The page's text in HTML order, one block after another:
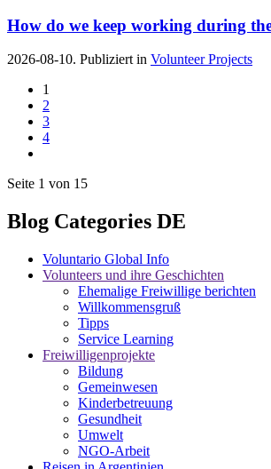
How do we keep working during
2026-08-10. Publiziert in Volunteer Projects
1
2
3
4
Seite 1 von 15
Blog Categories DE
Voluntario Global Info
Volunteers und ihre Geschichten
Ehemalige Freiwillige berichten
Willkommensgruß
Tipps
Service Learning
Freiwilligenprojekte
Bildung
Gemeinwesen
Kinderbetreuung
Gesundheit
Umwelt
NGO-Arbeit